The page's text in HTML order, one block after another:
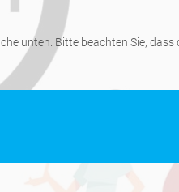
unten. Bitte beachten Sie, dass